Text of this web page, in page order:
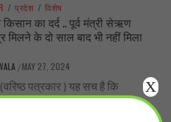
/ प्रदेश / विशेष
किसान का दर्द .. पूर्व मंत्री सेऋण
मिलने के दो साल बाद भी नहीं मिला
/ MAY 27, 2024
पत्रकार ) यह सच है कि
में लाखों-करोड़ों रुपए योजनाओं के
X